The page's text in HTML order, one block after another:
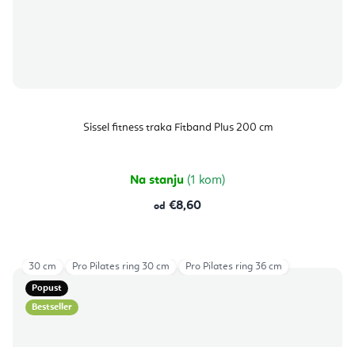
Sissel fitness traka Fitband Plus 200 cm
Na stanju (1 kom)
od €8,60
Popust
Bestseller
30 cm Pro Pilates ring 30 cm Pro Pilates ring 36 cm